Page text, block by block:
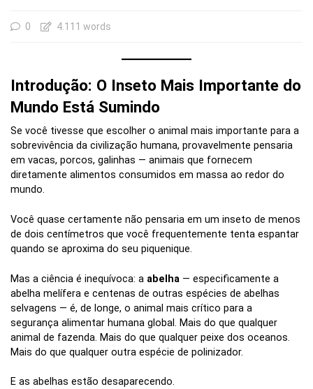
0 4.111 words
Introdução: O Inseto Mais Importante do
Mundo Está Sumindo
Se você tivesse que escolher o animal mais importante para a
sobrevivência da civilização humana, provavelmente pensaria
em vacas, porcos, galinhas — animais que fornecem
diretamente alimentos consumidos em massa ao redor do
mundo.
Você quase certamente não pensaria em um inseto de menos
de dois centímetros que você frequentemente tenta espantar
quando se aproxima do seu piquenique.
Mas a ciência é inequívoca: a abelha — especificamente a
abelha melífera e centenas de outras espécies de abelhas
selvagens — é, de longe, o animal mais crítico para a
segurança alimentar humana global. Mais do que qualquer
animal de fazenda. Mais do que qualquer peixe dos oceanos.
Mais do que qualquer outra espécie de polinizador.
E as abelhas estão desaparecendo.